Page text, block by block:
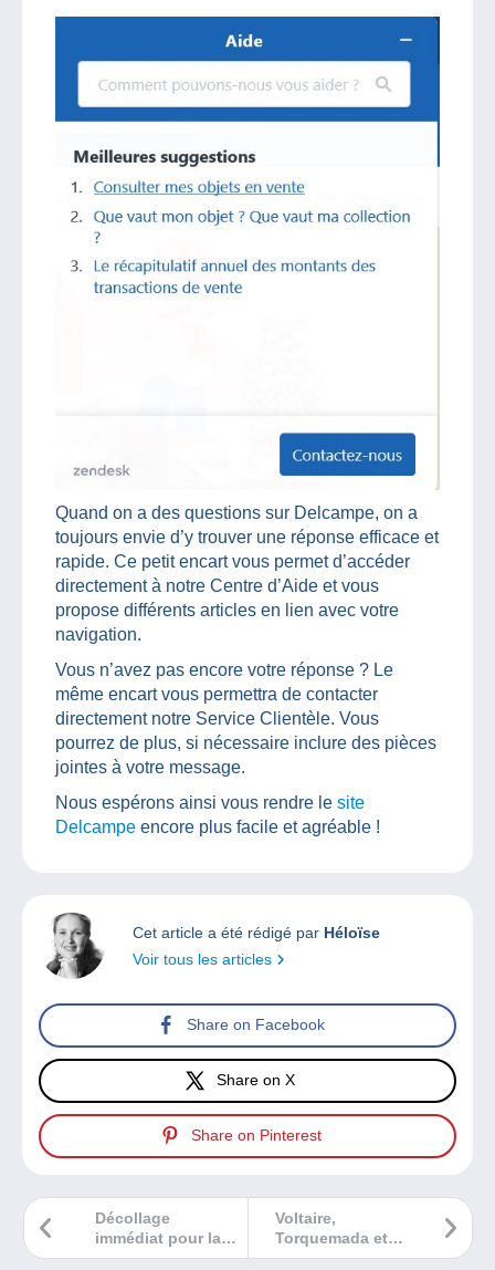
Quand on a des questions sur Delcampe, on a
toujours envie d’y trouver une réponse efficace et
rapide. Ce petit encart vous permet d’accéder
directement à notre Centre d’Aide et vous
propose différents articles en lien avec votre
navigation.
Vous n’avez pas encore votre réponse ? Le
même encart vous permettra de contacter
directement notre Service Clientèle. Vous
pourrez de plus, si nécessaire inclure des pièces
jointes à votre message.
Nous espérons ainsi vous rendre le site
Delcampe encore plus facile et agréable !
Cet article a été rédigé par Héloïse
Voir tous les articles
Share on Facebook
Share on X
Share on Pinterest
Voltaire,
Torquemada et
Daubigny… Des
Décollage
immédiat pour la
philatélie grâce à